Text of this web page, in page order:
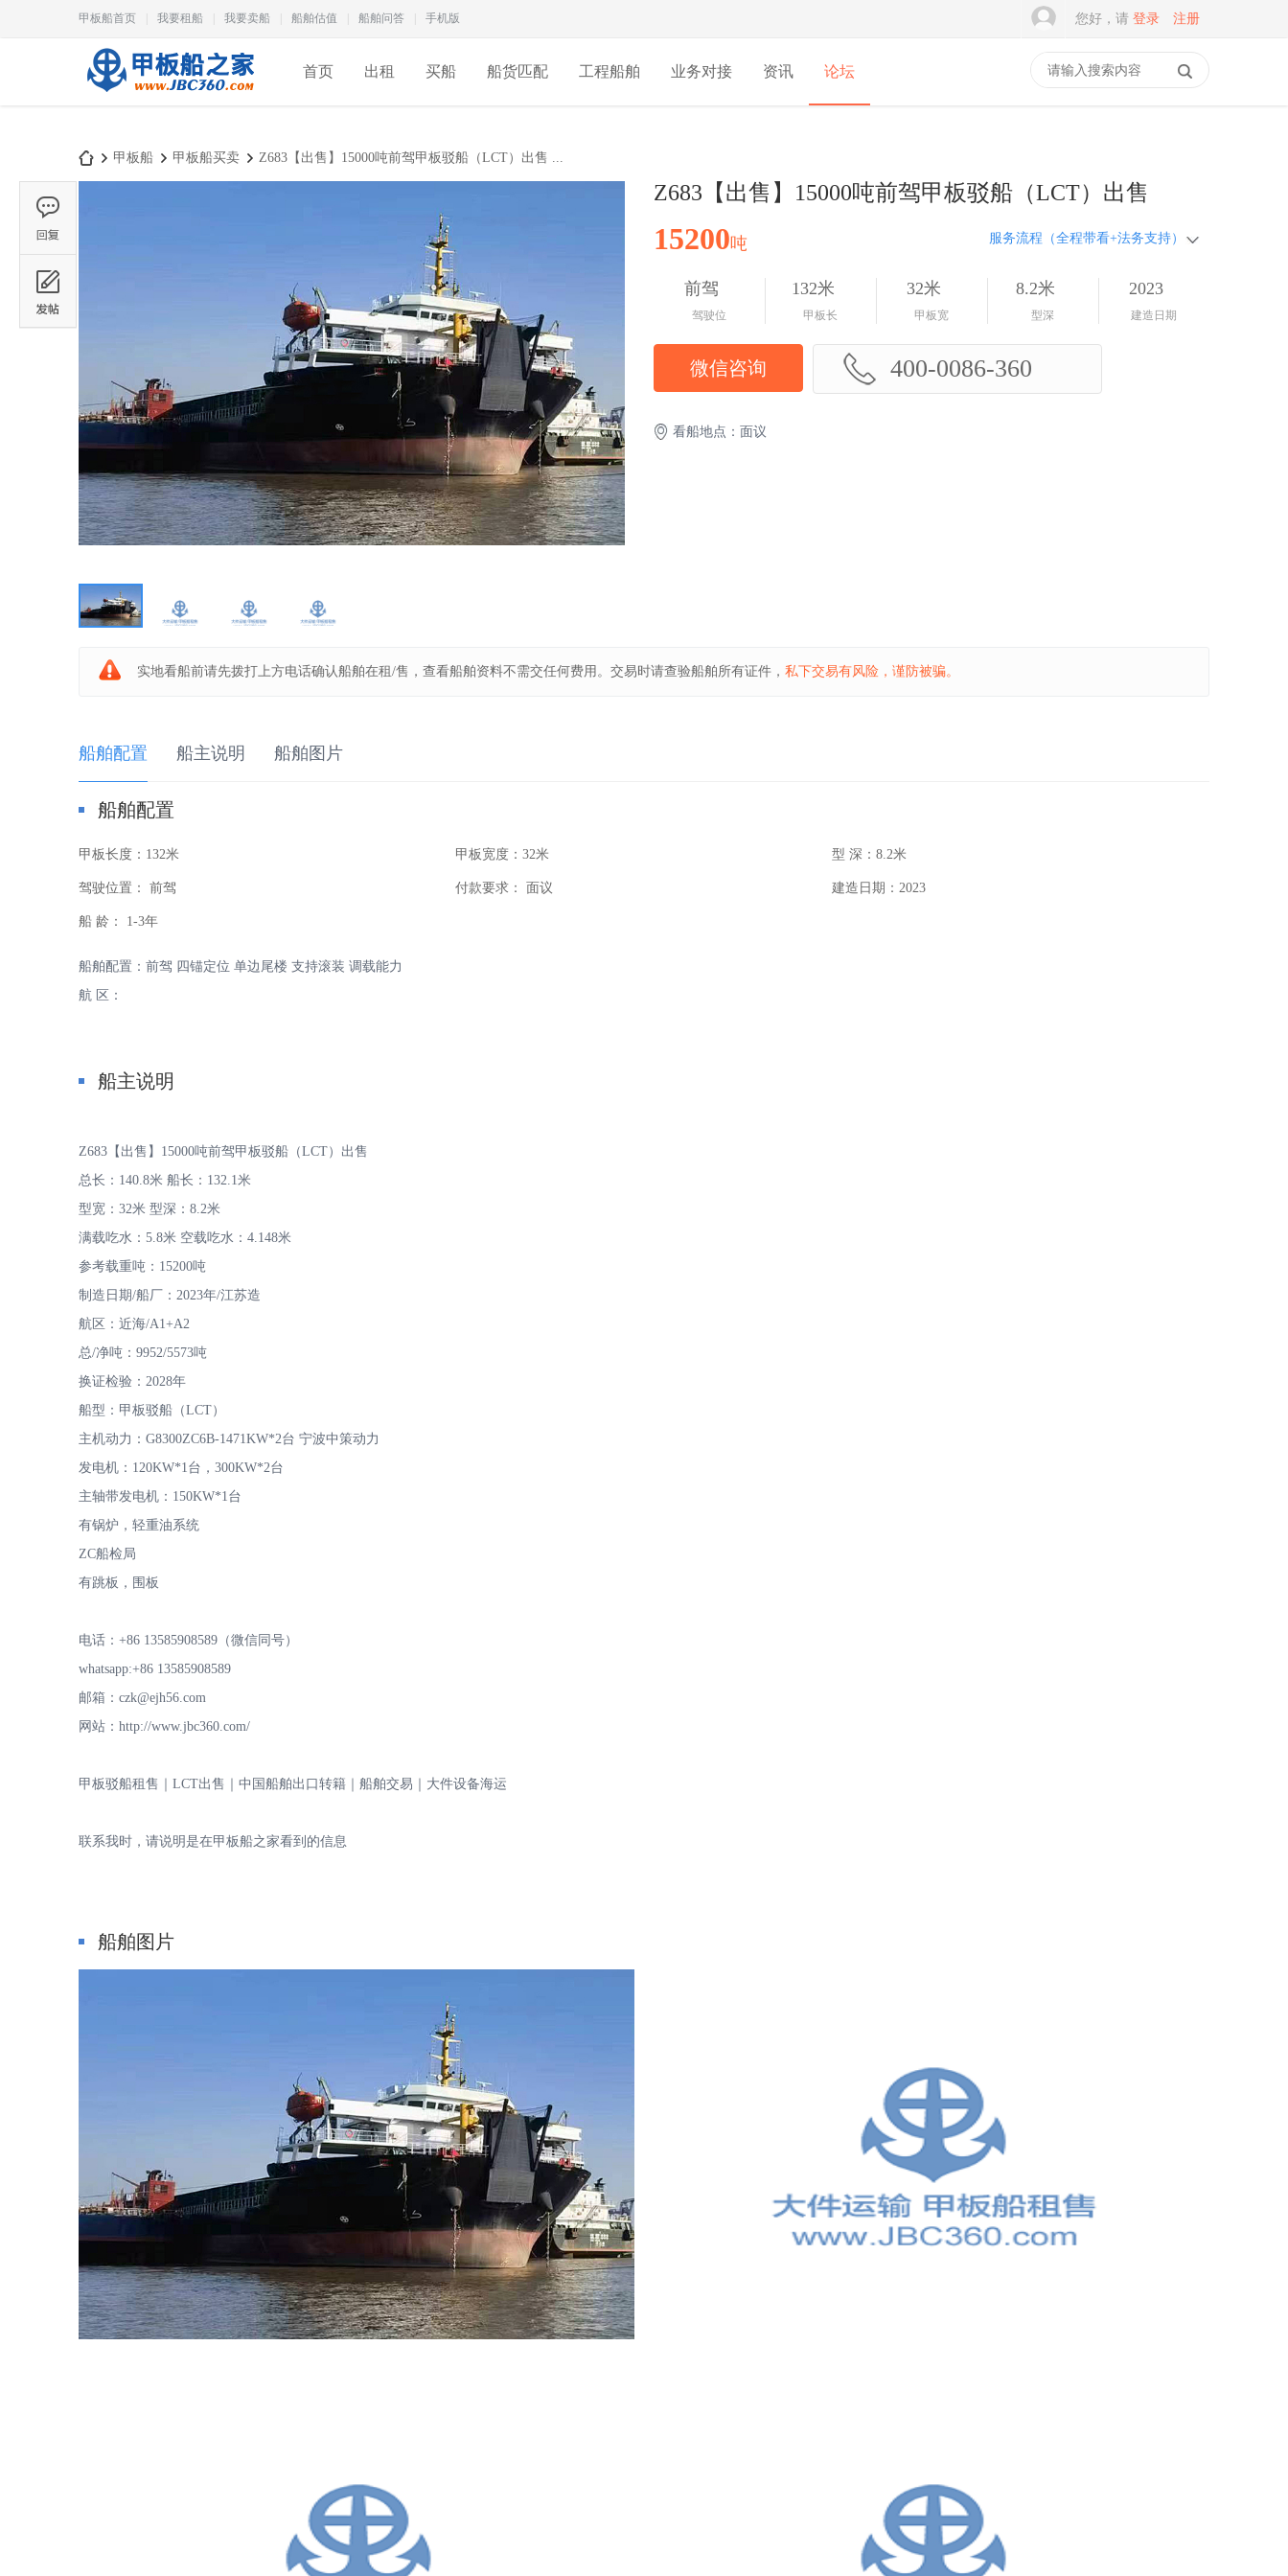
甲板船首页 我要租船 我要卖船 船舶估值 船舶问答 手机版 您好，请 登录 注册
首页 出租 买船 船货匹配 工程船舶 业务对接 资讯 论坛
船
之
家
专
注
甲板船 甲板船买卖 Z683【出售】15000吨前驾甲板驳船（LCT）出售 ...
Z683【出售】15000吨前驾甲板驳船（LCT）出售
15200吨 服务流程（全程带看+法务支持）
前驾
驾驶位
132米
甲板长
32米
甲板宽
8.2米
型深
2023
建造日期
微信咨询 400-0086-360
看船地点：面议
实地看船前请先拨打上方电话确认船舶在租/售，查看船舶资料不需交任何费用。交易时请查验船舶所有证件， 私下交易有风险，谨防被骗。
船舶配置 船主说明 船舶图片
船舶配置
甲板长度： 132米 甲板宽度： 32米 型 深： 8.2米
驾驶位置： 前驾 付款要求： 面议 建造日期： 2023
船 龄： 1-3年
船舶配置：前驾 四锚定位 单边尾楼 支持滚装 调载能力
航 区：
船主说明
Z683【出售】15000吨前驾甲板驳船（LCT）出售
总长：140.8米 船长：132.1米
型宽：32米 型深：8.2米
满载吃水：5.8米 空载吃水：4.148米
参考载重吨：15200吨
制造日期/船厂：2023年/江苏造
航区：近海/A1+A2
总/净吨：9952/5573吨
换证检验：2028年
船型：甲板驳船（LCT）
主机动力：G8300ZC6B-1471KW*2台 宁波中策动力
发电机：120KW*1台，300KW*2台
主轴带发电机：150KW*1台
有锅炉，轻重油系统
ZC船检局
有跳板，围板
电话：+86 13585908589（微信同号）
whatsapp:+86 13585908589
邮箱：czk@ejh56.com
网站：http://www.jbc360.com/
甲板驳船租售｜LCT出售｜中国船舶出口转籍｜船舶交易｜大件设备海运
联系我时，请说明是在甲板船之家看到的信息
船舶图片